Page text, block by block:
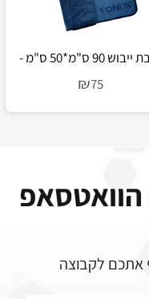
מגבת ייבוש 90 ס"מ*50 ס"מ -
₪75
אתכם לקבוצה